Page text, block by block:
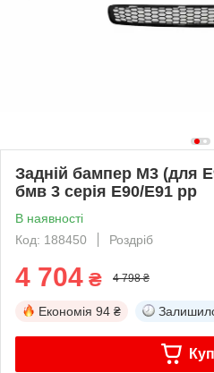
Задній бампер M3 (для
бмв 3 серія E90/E91 рр
В наявності
Код: 188450
Роздріб
4 704 ₴ 4 798 ₴
Економія 94 ₴